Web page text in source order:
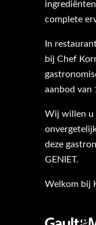
complete
In
bij Chef
aanbod van
Wij willen u
deze
GENIET.
Welkom bij